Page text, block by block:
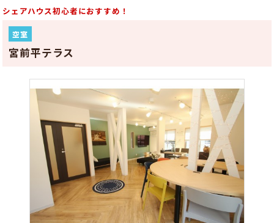
シェアハウス初心者におすすめ！
空室
宮前平テラス